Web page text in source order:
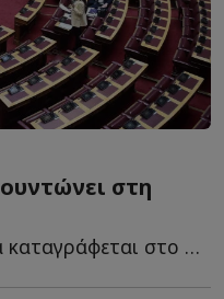
στη
Πρωτοφανής κινητικότητα καταγράφεται στο πολιτικό σ...